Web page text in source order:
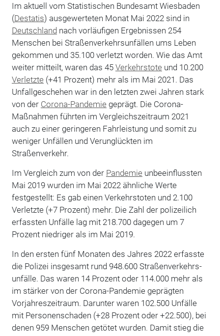
Im aktuell vom Statistischen Bundesamt Wiesbaden
(Destatis) ausgewerteten Monat Mai 2022 sind in
Deutschland nach vorläufigen Ergebnissen 254
Menschen bei Straßenverkehrsunfällen ums Leben
gekommen und 35.100 verletzt worden. Wie das Amt
weiter mitteilt, waren das 45 Verkehrstote und 10.200
Verletzte (+41 Prozent) mehr als im Mai 2021. Das
Unfallgeschehen war in den letzten zwei Jahren stark
von der Corona-Pandemie geprägt. Die Corona-
Maßnahmen führten im Vergleichszeitraum 2021
auch zu einer geringeren Fahrleistung und somit zu
weniger Unfällen und Verunglückten im
Straßenverkehr.
Im Vergleich zum von der Pandemie unbeeinflussten
Mai 2019 wurden im Mai 2022 ähnliche Werte
festgestellt: Es gab einen Verkehrstoten und 2.100
Verletzte (+7 Prozent) mehr. Die Zahl der polizeilich
erfassten Unfälle lag mit 218.700 dagegen um 7
Prozent niedriger als im Mai 2019.
In den ersten fünf Monaten des Jahres 2022 erfasste
die Polizei insgesamt rund 948.600 Straßenverkehrs­
unfälle. Das waren 14 Prozent oder 114.000 mehr als
im stärker von der Corona-Pandemie geprägten
Vorjahreszeitraum. Darunter waren 102.500 Unfälle
mit Personenschaden (+28 Prozent oder +22.500), bei
denen 959 Menschen getötet wurden. Damit stieg die